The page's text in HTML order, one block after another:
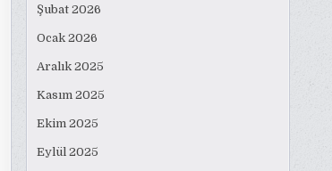
Şubat 2026
Ocak 2026
Aralık 2025
Kasım 2025
Ekim 2025
Eylül 2025